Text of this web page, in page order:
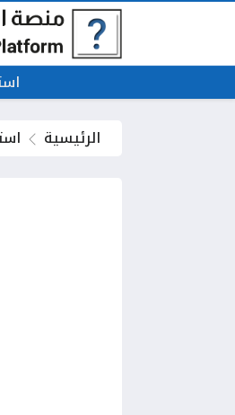
الرئيسية